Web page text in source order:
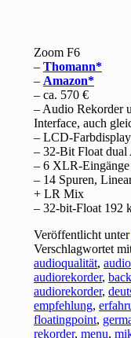
Zoom F6
–Thomann
– Amazon
– ca. 570 €
– Audio Rekorder
Interface, auch
– LCD-
– 32-Bit Float
– 6 XLR-
– 14 Spuren,
+ LR Mix
– 32-bit-Float 192
Veröffentlicht unter
Verschlagwortet
audioqualität,
audiorekorder,
audiorekorder,
empfehlung,
floatingpoint,
rekorder,menu,